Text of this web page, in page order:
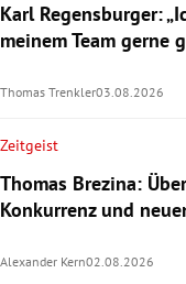
Karl Regensburger:
meinem Team gerne
Thomas Trenkler03.08.2026
Zeitgeist
Thomas Brezina:
Konkurrenz und
Alexander Kern02.08.2026